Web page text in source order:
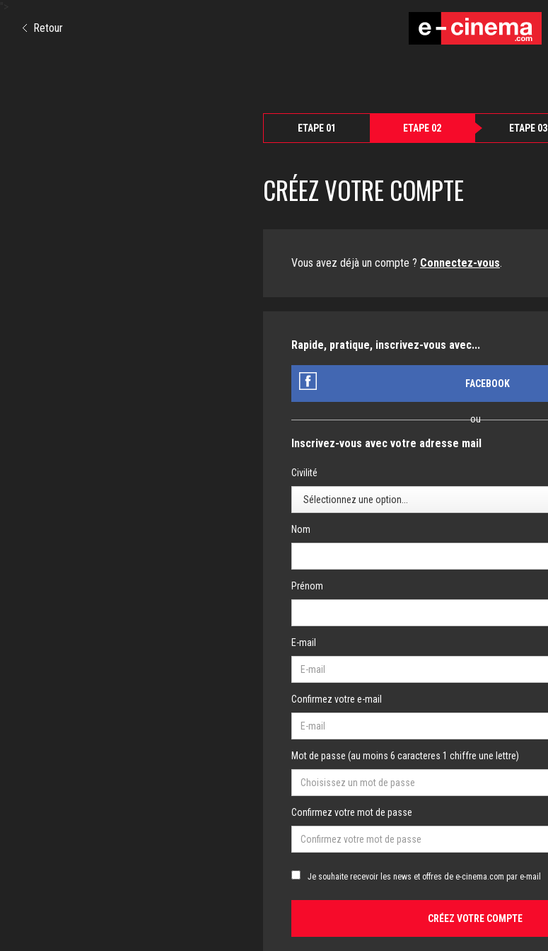
ETAPE 01 ETAPE 02 ETAPE 03
CRÉEZ VOTRE COMPTE
Vous avez déjà un compte ? Connectez-vous.
Rapide, pratique, inscrivez-vous avec...
FACEBOOK
ou
Inscrivez-vous avec votre adresse mail
Civilité
Nom
Prénom
E-mail
Confirmez votre e-mail
Mot de passe (au moins 6 caracteres 1 chiffre une lettre)
Confirmez votre mot de passe
Je souhaite recevoir les news et offres de e-cinema.com par e-mail
Retour